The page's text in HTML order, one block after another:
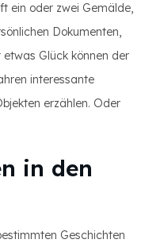
ein oder zwei Gemälde,
Dokumenten,
etwas Glück können der
interessante
erzählen. Oder
in den
Geschichten